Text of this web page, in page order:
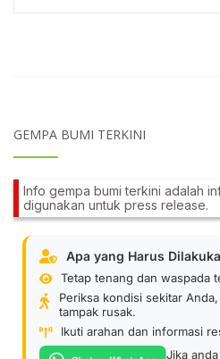
GEMPA BUMI TERKINI
Info gempa bumi terkini adalah
digunakan untuk press release.